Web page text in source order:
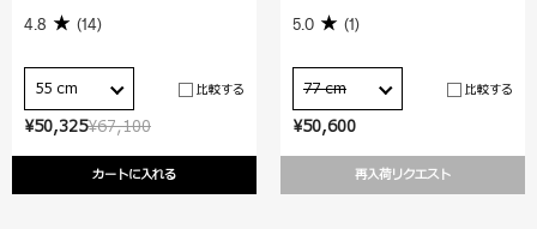
¥67,100
¥50,325
カートに入れる
4.8 (14)
55 cm 比較する
¥50,600
再入荷リクエスト
5.0 (1)
77 cm 比較する